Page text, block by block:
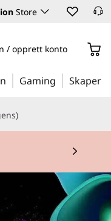
Store
/ opprett konto
Gaming Skaper